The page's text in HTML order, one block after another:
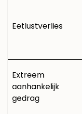
Eetlustverlies
Extreem
aanhankelijk
gedrag